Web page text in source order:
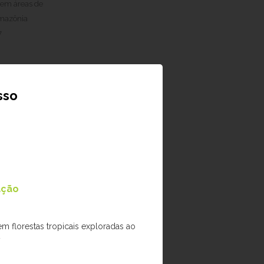
florestas tropicais exploradas ao
áreas de